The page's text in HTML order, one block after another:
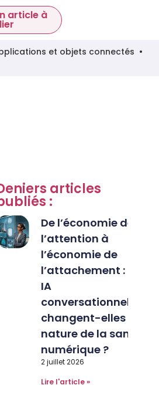
article à
et objets connectés
articles
:
De l’économie de
l’attention à
l’économie de
l’attachement : les
IA
conversationnelles
changent-elles la
nature de la santé
numérique ?
2 juillet 2026
Lire l'article »